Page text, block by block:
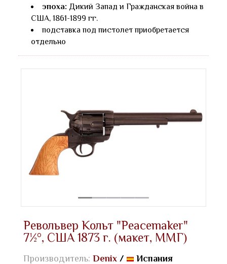
эпоха: Дикий Запад и Гражданская война в
США, 1861-1899 гг.
подставка под пистолет приобретается
отдельно
Револьвер Кольт "Peacemaker­­"
7½°, США 1873 г. (макет, ММГ)
Производитель: Denix /
Испания